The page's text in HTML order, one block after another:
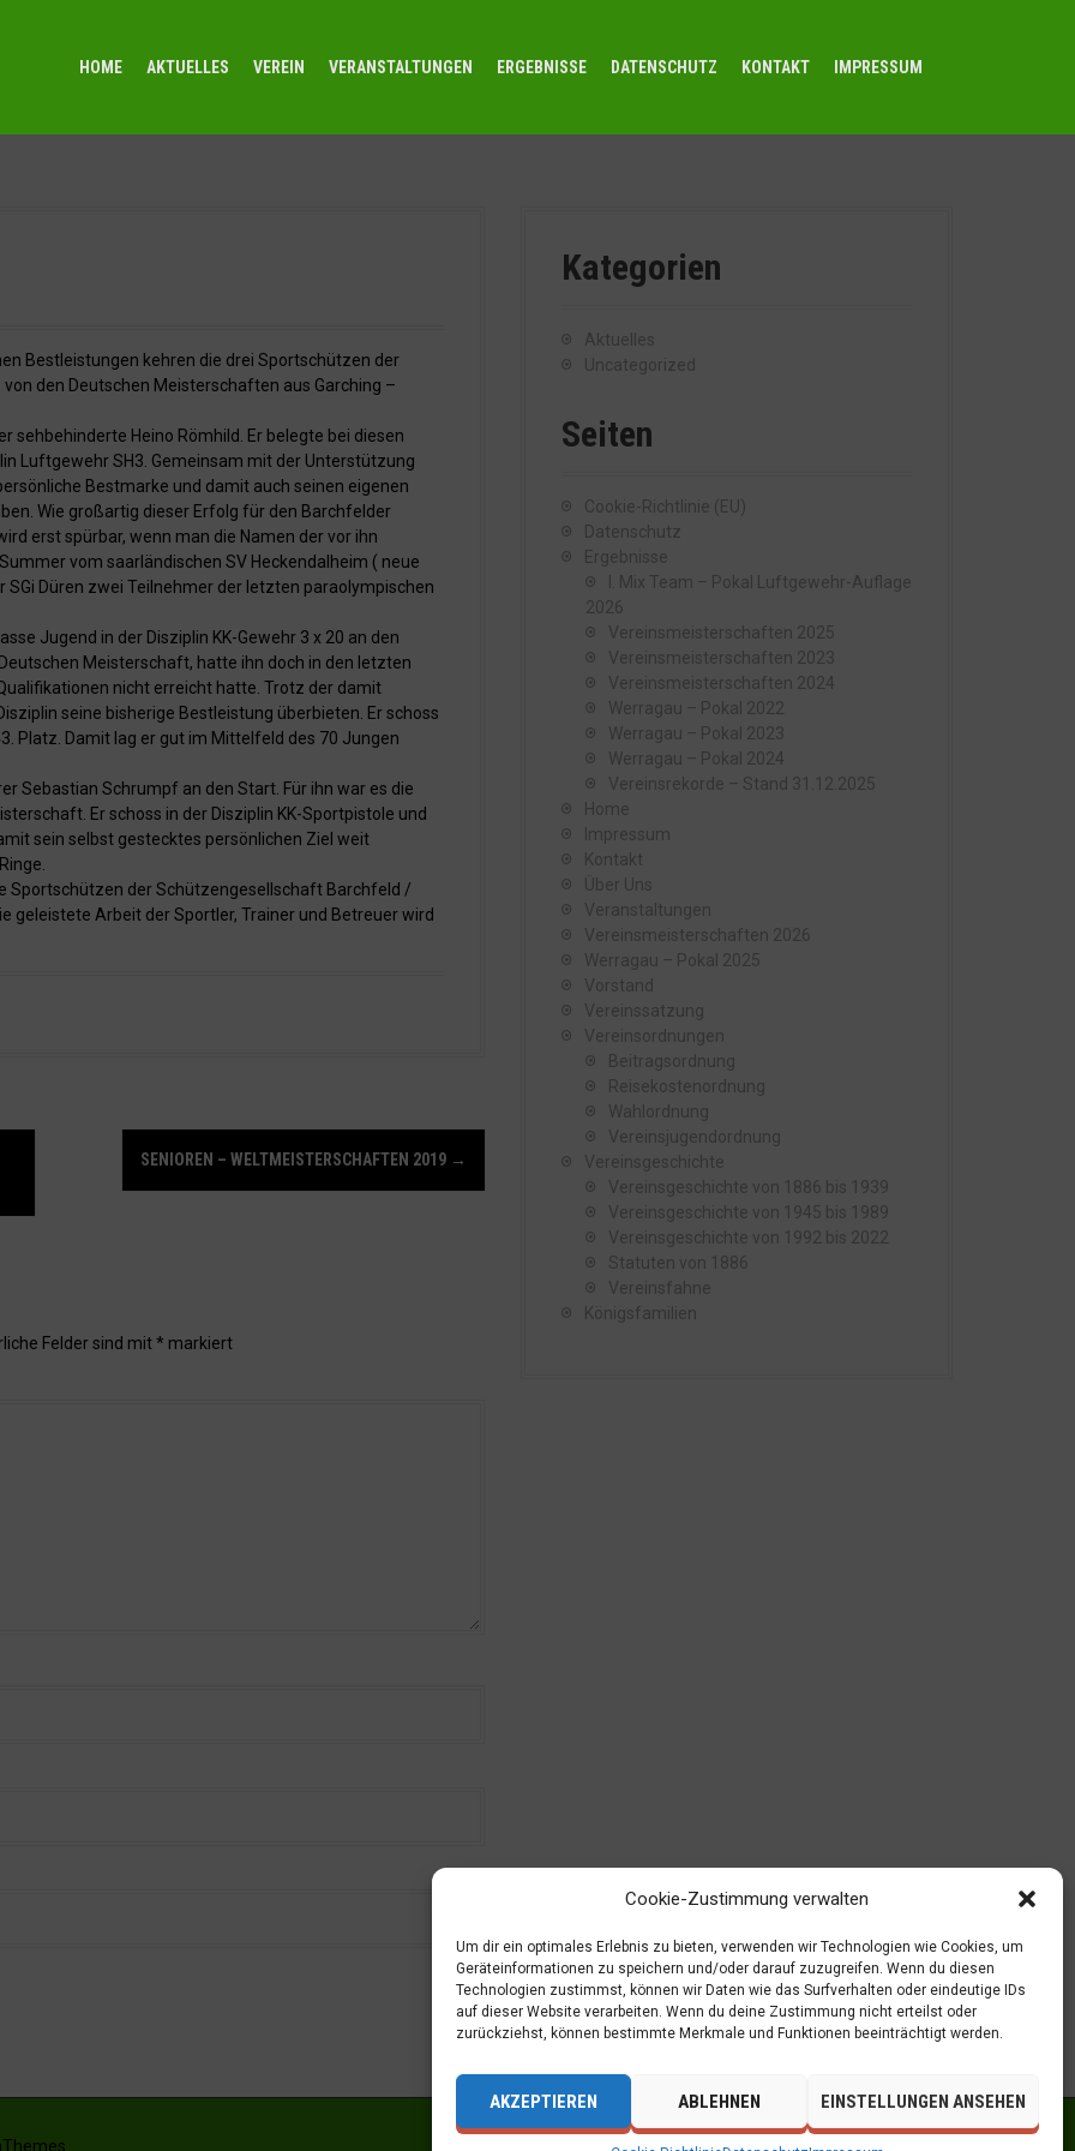
Cookie-Zustimmung verwalten
Um dir ein optimales Erlebnis zu bieten, verwenden wir Technologien wie Cookies, um
Geräteinformationen zu speichern und/oder darauf zuzugreifen. Wenn du diesen
Technologien zustimmst, können wir Daten wie das Surfverhalten oder eindeutige IDs
auf dieser Website verarbeiten. Wenn du deine Zustimmung nicht erteilst oder
zurückziehst, können bestimmte Merkmale und Funktionen beeinträchtigt werden.
AKZEPTIEREN ABLEHNEN EINSTELLUNGEN ANSEHEN
HOME AKTUELLES VEREIN VERANSTALTUNGEN ERGEBNISSE DATENSCHUTZ KONTAKT IMPRESSUM
Bestleistungen kehren die drei Sportschützen der
den Deutschen Meisterschaften aus Garching –
sehbehinderte Heino Römhild. Er belegte bei diesen
Luftgewehr SH3. Gemeinsam mit der Unterstützung
Bestmarke und damit auch seinen eigenen
Wie großartig dieser Erfolg für den Barchfelder
erst spürbar, wenn man die Namen der vor ihn
vom saarländischen SV Heckendalheim ( neue
SGi Düren zwei Teilnehmer der letzten paraolympischen
Jugend in der Disziplin KK-Gewehr 3 x 20 an den
Meisterschaft, hatte ihn doch in den letzten
nicht erreicht hatte. Trotz der damit
seine bisherige Bestleistung überbieten. Er schoss
Platz. Damit lag er gut im Mittelfeld des 70 Jungen
Sebastian Schrumpf an den Start. Für ihn war es die
Er schoss in der Disziplin KK-Sportpistole und
sein selbst gestecktes persönlichen Ziel weit
Sportschützen der Schützengesellschaft Barchfeld /
geleistete Arbeit der Sportler, Trainer und Betreuer wird
SENIOREN – WELTMEISTERSCHAFTEN 2019 →
Felder sind mit* markiert
Kategorien
Aktuelles
Uncategorized
Seiten
Cookie-Richtlinie (EU)
Datenschutz
Ergebnisse
I. Mix Team – Pokal Luftgewehr-Auflage
2026
Vereinsmeisterschaften 2025
Vereinsmeisterschaften 2023
Vereinsmeisterschaften 2024
Werragau – Pokal 2022
Werragau – Pokal 2023
Werragau – Pokal 2024
Vereinsrekorde – Stand 31.12.2025
Home
Impressum
Kontakt
Über Uns
Veranstaltungen
Vereinsmeisterschaften 2026
Werragau – Pokal 2025
Vorstand
Vereinssatzung
Vereinsordnungen
Beitragsordnung
Reisekostenordnung
Wahlordnung
Vereinsjugendordnung
Vereinsgeschichte
Vereinsgeschichte von 1886 bis 1939
Vereinsgeschichte von 1945 bis 1989
Vereinsgeschichte von 1992 bis 2022
Statuten von 1886
Vereinsfahne
Königsfamilien